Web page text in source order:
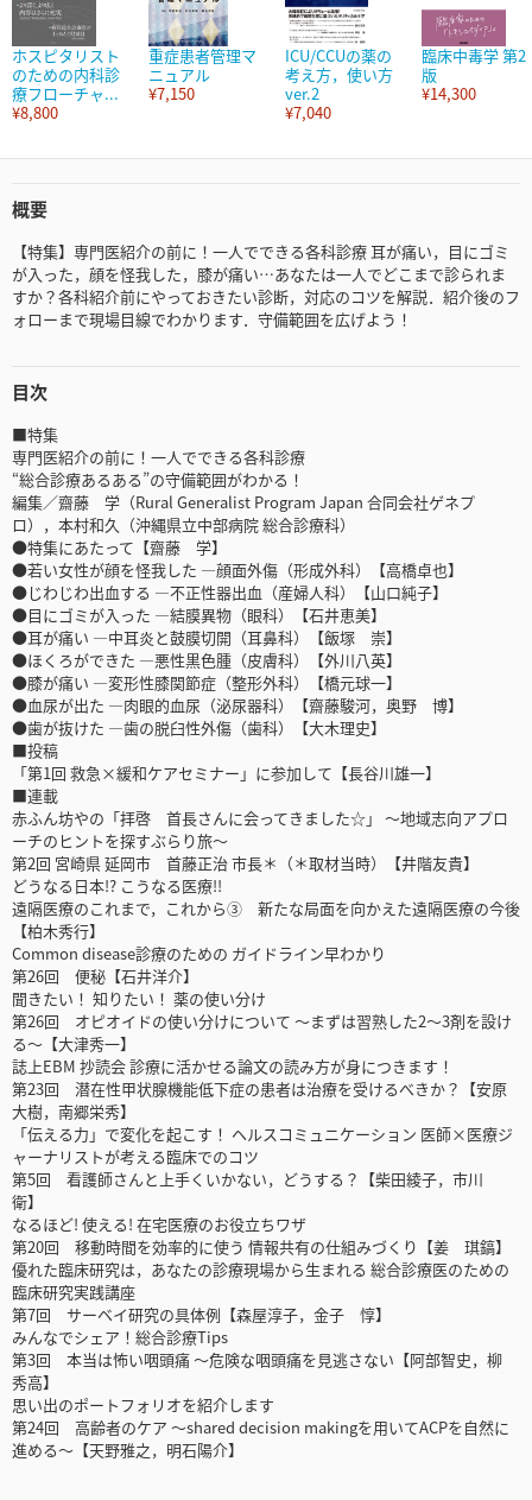
ホスピタリスト
のための内科診
療フローチャ...
¥8,800
重症患者管理マ
ニュアル
¥7,150
ICU/CCUの薬の
考え方，使い方
ver.2
¥7,040
臨床中毒学 第2
版
¥14,300
概要
【特集】専門医紹介の前に！一人でできる各科診療 耳が痛い，目にゴミ
が入った，顔を怪我した，膝が痛い…あなたは一人でどこまで診られま
すか？各科紹介前にやっておきたい診断，対応のコツを解説．紹介後のフ
ォローまで現場目線でわかります．守備範囲を広げよう！
目次
■特集
専門医紹介の前に！一人でできる各科診療
“総合診療あるある”の守備範囲がわかる！
編集／齋藤 学（Rural Generalist Program Japan 合同会社ゲネプ
ロ），本村和久（沖縄県立中部病院 総合診療科）
●特集にあたって【齋藤 学】
●若い女性が顔を怪我した ―顔面外傷（形成外科）【高橋卓也】
●じわじわ出血する ―不正性器出血（産婦人科）【山口純子】
●目にゴミが入った ―結膜異物（眼科）【石井恵美】
●耳が痛い ―中耳炎と鼓膜切開（耳鼻科）【飯塚 崇】
●ほくろができた ―悪性黒色腫（皮膚科）【外川八英】
●膝が痛い ―変形性膝関節症（整形外科）【橋元球一】
●血尿が出た ―肉眼的血尿（泌尿器科）【齋藤駿河，奥野 博】
●歯が抜けた ―歯の脱臼性外傷（歯科）【大木理史】
■投稿
「第1回 救急×緩和ケアセミナー」に参加して【長谷川雄一】
■連載
赤ふん坊やの「拝啓 首長さんに会ってきました☆」 〜地域志向アプロ
ーチのヒントを探すぶらり旅〜
第2回 宮崎県 延岡市 首藤正治 市長＊（＊取材当時）【井階友貴】
どうなる日本!? こうなる医療!!
遠隔医療のこれまで，これから③ 新たな局面を向かえた遠隔医療の今後
【柏木秀行】
Common disease診療のための ガイドライン早わかり
第26回 便秘【石井洋介】
聞きたい！ 知りたい！ 薬の使い分け
第26回 オピオイドの使い分けについて 〜まずは習熟した2〜3剤を設け
る〜【大津秀一】
誌上EBM 抄読会 診療に活かせる論文の読み方が身につきます！
第23回 潜在性甲状腺機能低下症の患者は治療を受けるべきか？【安原
大樹，南郷栄秀】
「伝える力」で変化を起こす！ ヘルスコミュニケーション 医師×医療ジ
ャーナリストが考える臨床でのコツ
第5回 看護師さんと上手くいかない，どうする？【柴田綾子，市川
衛】
なるほど! 使える! 在宅医療のお役立ちワザ
第20回 移動時間を効率的に使う 情報共有の仕組みづくり【姜 琪鎬】
優れた臨床研究は，あなたの診療現場から生まれる 総合診療医のための
臨床研究実践講座
第7回 サーベイ研究の具体例【森屋淳子，金子 惇】
みんなでシェア！総合診療Tips
第3回 本当は怖い咽頭痛 ～危険な咽頭痛を見逃さない【阿部智史，柳
秀高】
思い出のポートフォリオを紹介します
第24回 高齢者のケア 〜shared decision makingを用いてACPを自然に
進める〜【天野雅之，明石陽介】